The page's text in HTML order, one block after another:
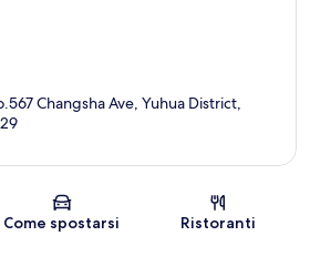
Changsha Ave, Yuhua District,
Come spostarsi Ristoranti